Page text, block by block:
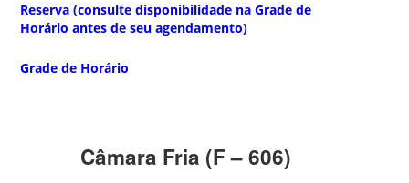
Reserva (consulte disponibilidade na Grade de
Horário antes de seu agendamento)
Grade de Horário
Câmara Fria (F – 606)